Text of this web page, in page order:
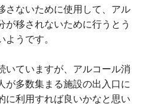
さないために使用して、アル
が移されないために行うとう
ようです。
いていますが、アルコール消
が多数集まる施設の出入口に
に利用すれば良いかなと思い